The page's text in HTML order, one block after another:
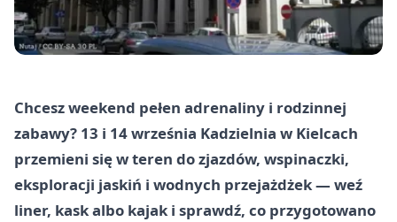
Chcesz weekend pełen adrenaliny i rodzinnej
zabawy? 13 i 14 września Kadzielnia w Kielcach
przemieni się w teren do zjazdów, wspinaczki,
eksploracji jaskiń i wodnych przejażdżek — weź
liner, kask albo kajak i sprawdź, co przygotowano